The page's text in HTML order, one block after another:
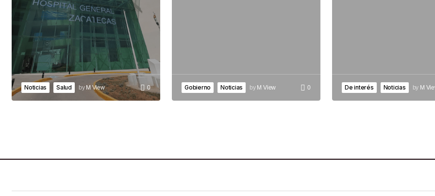
Noticias Salud by M View 0 Gobierno Noticias by M View 0 De interés Noticias by M